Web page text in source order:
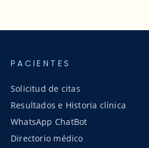
PACIENTES
Solicitud de citas
Resultados e Historia clínica
WhatsApp ChatBot
Directorio médico